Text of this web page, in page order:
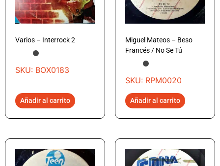
Varios – Interrock 2
SKU: BOX0183
Añadir al carrito
Miguel Mateos – Beso
Francés / No Se Tú
SKU: RPM0020
Añadir al carrito